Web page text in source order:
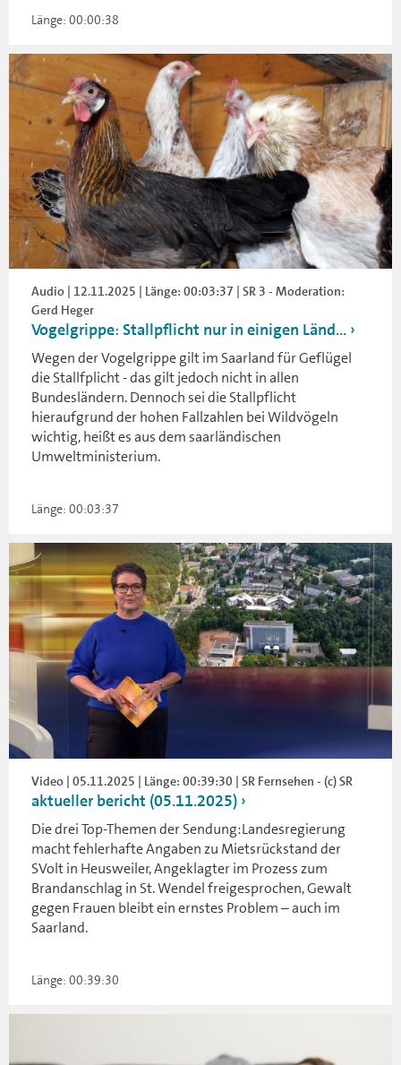
Länge: 00:00:38
Audio | 12.11.2025 | Länge: 00:03:37 | SR 3 - Moderation:
Gerd Heger
Vogelgrippe: Stallpflicht nur in einigen Länd...
Wegen der Vogelgrippe gilt im Saarland für Geflügel
die Stallfplicht - das gilt jedoch nicht in allen
Bundesländern. Dennoch sei die Stallpflicht
hieraufgrund der hohen Fallzahlen bei Wildvögeln
wichtig, heißt es aus dem saarländischen
Umweltministerium.
Länge: 00:03:37
Video | 05.11.2025 | Länge: 00:39:30 | SR Fernsehen - (c) SR
aktueller bericht (05.11.2025)
Die drei Top-Themen der Sendung:Landesregierung
macht fehlerhafte Angaben zu Mietsrückstand der
SVolt in Heusweiler, Angeklagter im Prozess zum
Brandanschlag in St. Wendel freigesprochen, Gewalt
gegen Frauen bleibt ein ernstes Problem – auch im
Saarland.
Länge: 00:39:30